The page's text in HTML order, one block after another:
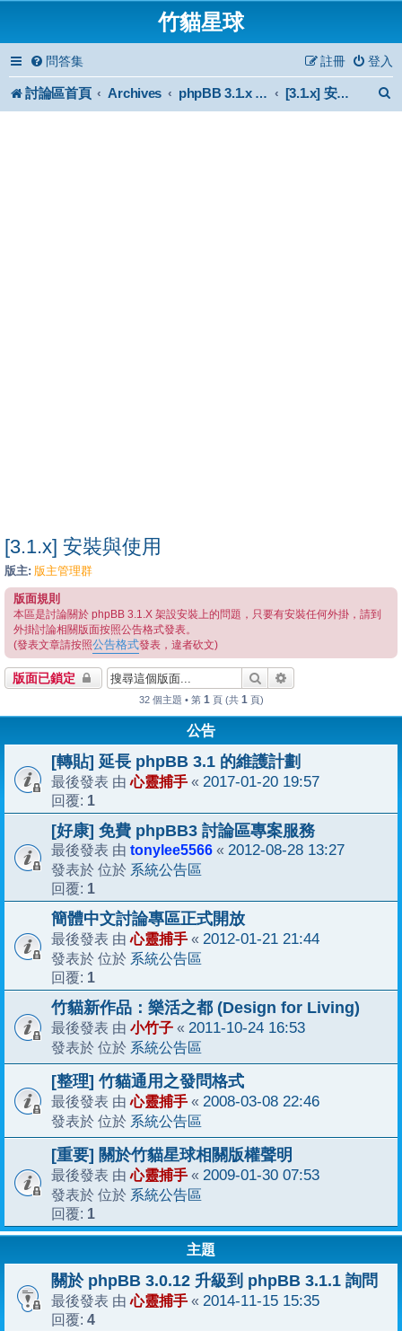
竹貓星球
問答集 登入
註冊
討論區首頁 Archives phpBB 3.1.x Forum Archive [3.1.x] 安裝與使用
[3.1.x] 安裝與使用
版主: 版主管理群
版面規則
本區是討論關於 phpBB 3.1.X 架設安裝上的問題，只要有安裝任何外掛，請到
外掛討論相關版面按照公告格式發表。
(發表文章請按照公告格式發表，違者砍文)
版面已鎖定 搜尋
32 個主題 • 第 1 頁 (共 1 頁)
公告
[轉貼] 延長 phpBB 3.1 的維護計劃
最後發表 由心靈捕手 « 2017-01-20 19:57
回覆: 1
[好康] 免費 phpBB3 討論區專案服務
最後發表 由 tonylee5566 « 2012-08-28 13:27
發表於 位於 系統公告區
回覆: 1
簡體中文討論專區正式開放
最後發表 由心靈捕手 « 2012-01-21 21:44
發表於 位於 系統公告區
回覆: 1
竹貓新作品：樂活之都 (Design for Living)
最後發表 由 小竹子 « 2011-10-24 16:53
發表於 位於 系統公告區
[整理] 竹貓通用之發問格式
最後發表 由心靈捕手 « 2008-03-08 22:46
發表於 位於 系統公告區
[重要] 關於竹貓星球相關版權聲明
最後發表 由心靈捕手 « 2009-01-30 07:53
發表於 位於 系統公告區
回覆: 1
主題
關於 phpBB 3.0.12 升級到 phpBB 3.1.1 詢問
最後發表 由心靈捕手 « 2014-11-15 15:35
回覆: 4